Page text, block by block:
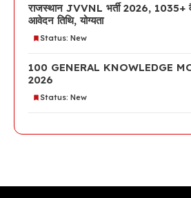
राजस्थान JVVNL भर्ती 2026, 1035+
आवेदन तिथि, योग्यता
Status: New
100 GENERAL KNOWLEDGE
2026
Status: New